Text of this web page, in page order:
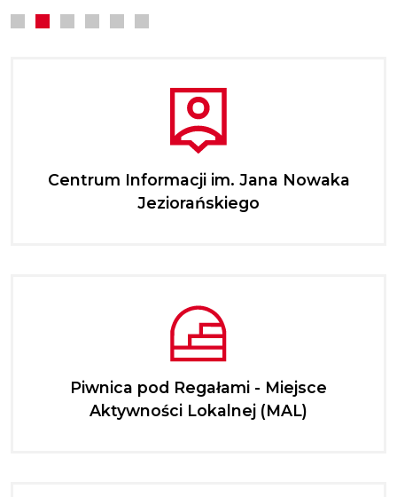
Centrum Informacji im. Jana Nowaka
Jeziorańskiego
Piwnica pod Regałami - Miejsce
Aktywności Lokalnej (MAL)